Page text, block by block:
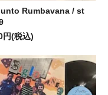
Rumbavana / st
円(税込)